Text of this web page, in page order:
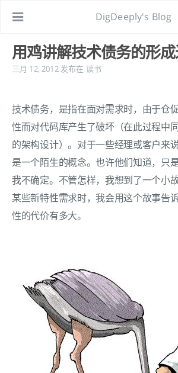
DigDeeply's Blog
用鸡讲解技术债务的形
三月 12, 2012 发布在 读书
技术债务，是指在面对需求时，由于仓
性而对代码库产生了破坏（在此过程中
的架构设计）。对于一些经理或客户来
是一个陌生的概念。也许他们知道，只
我不确定。不管怎样，我想到了一个小
某些新特性需求时，我会用这个故事告
性的代价有多大。